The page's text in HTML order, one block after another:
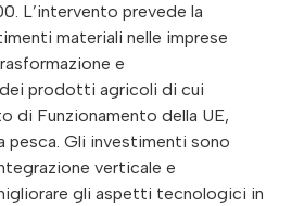
L’intervento prevede la
materiali nelle imprese
e
prodotti agricoli di cui
di Funzionamento della UE,
Gli investimenti sono
verticale e
gli aspetti tecnologici in